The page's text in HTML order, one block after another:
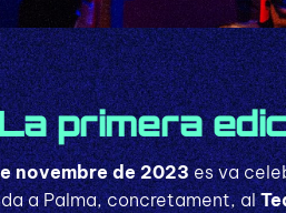
primera
novembre de 2023es va
a Palma, concretament, al